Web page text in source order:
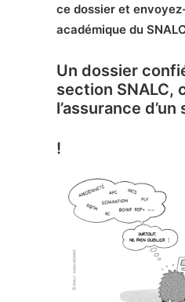
ce dossier et
académique du
Un dossier
section SNALC,
l’assurance d’un
!